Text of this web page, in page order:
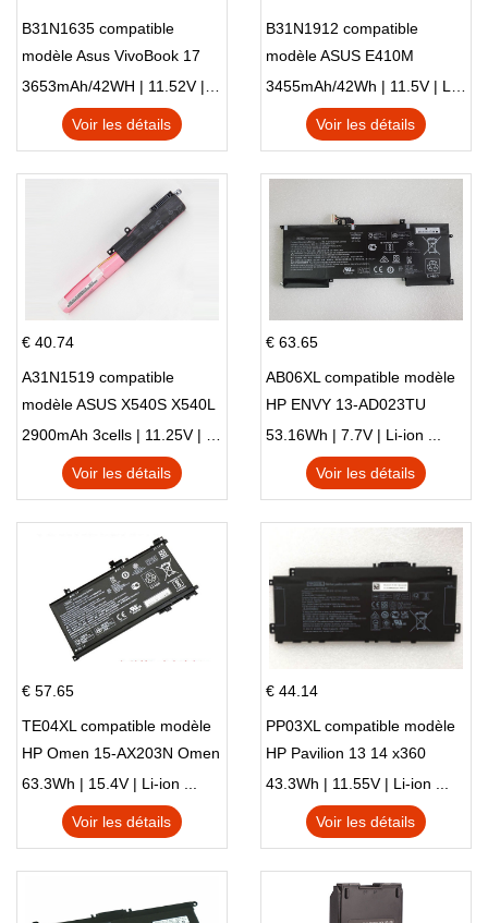
B31N1635 compatible
modèle Asus VivoBook 17
X705NC X705UA X705UV
X705UN X705UD
3653mAh/42WH | 11.52V | Li-ion ...
Voir les détails
B31N1912 compatible
modèle ASUS E410M
E410MA L410MA
3455mAh/42Wh | 11.5V | Li-ion ...
Voir les détails
€ 40.74
A31N1519 compatible
modèle ASUS X540S X540L
X540LA-SI302 X540SA
X540S
2900mAh 3cells | 11.25V | Li-ion ...
Voir les détails
€ 63.65
AB06XL compatible modèle
HP ENVY 13-AD023TU
HSTNN-DB8C 921438-855
TPN-I128
53.16Wh | 7.7V | Li-ion ...
Voir les détails
€ 57.65
TE04XL compatible modèle
HP Omen 15-AX203N Omen
15 Series Pavilion 15 Series
63.3Wh | 15.4V | Li-ion ...
Voir les détails
€ 44.14
PP03XL compatible modèle
HP Pavilion 13 14 x360
L83388-AC1 L83388-421
HSTNN-LB8S M01118-421
M01144-005 13-BB 14-DV
43.3Wh | 11.55V | Li-ion ...
Voir les détails